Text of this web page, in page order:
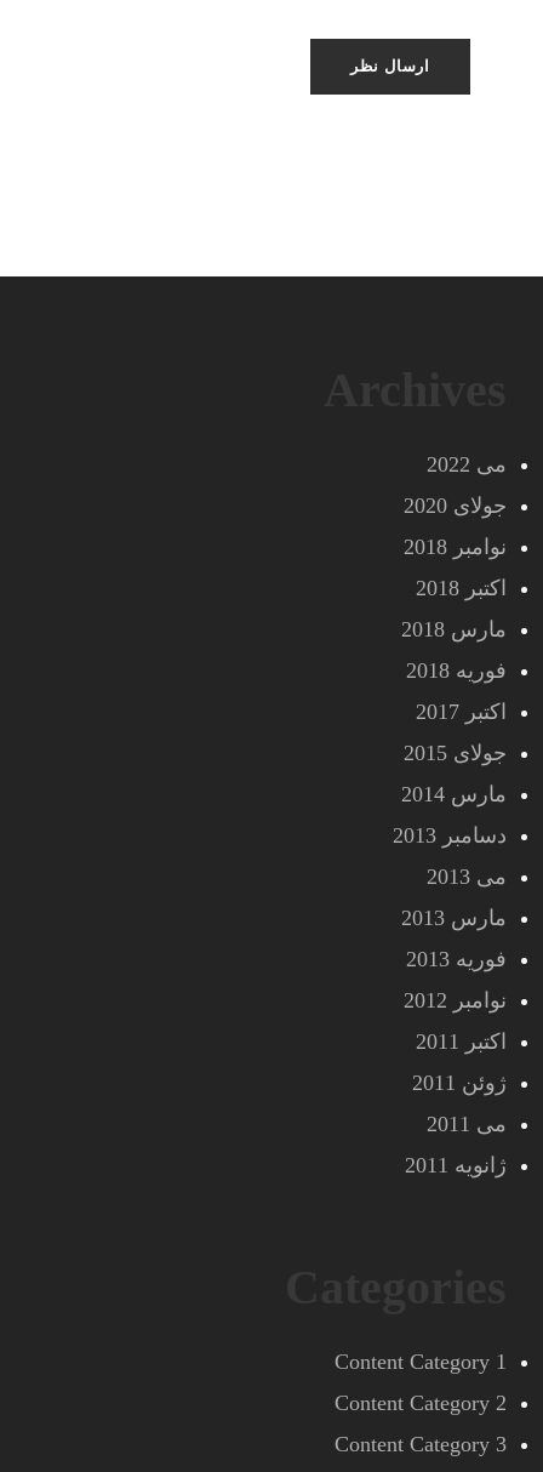
می 2022
جولای 2020
نوامبر 2018
اکتبر 2018
مارس 2018
فوریه 2018
اکتبر 2017
جولای 2015
مارس 2014
دسامبر 2013
می 2013
مارس 2013
فوریه 2013
نوامبر 2012
اکتبر 2011
ژوئن 2011
می 2011
ژانویه 2011
Content Category 1
Content Category 2
Content Category 3